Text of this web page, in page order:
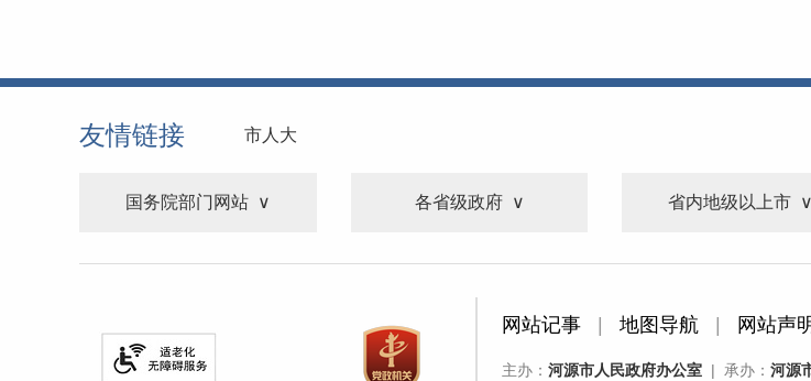
友情链接 市人大
国务院部门网站 各省级政府 省内地级以上市
网站记事 地图导航 网站声
主办： 河源市人民政府办公室 | 承办： 河源